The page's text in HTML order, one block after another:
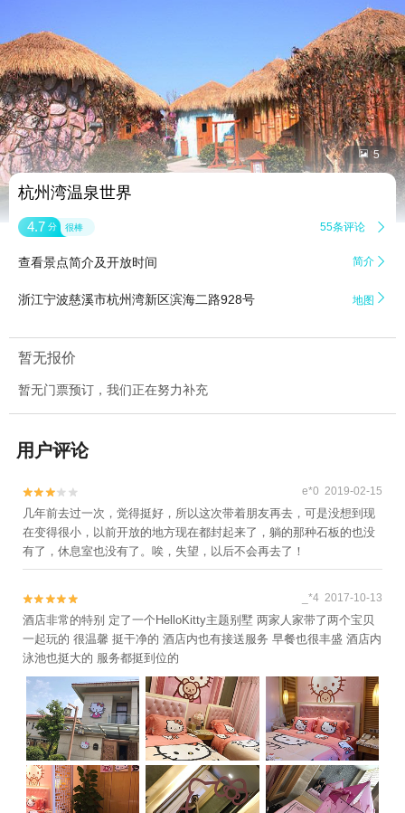
 5
杭州湾温泉世界
4.7 分 很棒 55条评论 
查看景点简介及开放时间 简介 
浙江宁波慈溪市杭州湾新区滨海二路928号 地图 
暂无报价
暂无门票预订，我们正在努力补充
用户评论

 e*0 2019-02-15
几年前去过一次，觉得挺好，所以这次带着朋友再去，可是没想到现
在变得很小，以前开放的地方现在都封起来了，躺的那种石板的也没
有了，休息室也没有了。唉，失望，以后不会再去了！

 _*4 2017-10-13
酒店非常的特别 定了一个HelloKitty主题别墅 两家人家带了两个宝贝
一起玩的 很温馨 挺干净的 酒店内也有接送服务 早餐也很丰盛 酒店内
泳池也挺大的 服务都挺到位的